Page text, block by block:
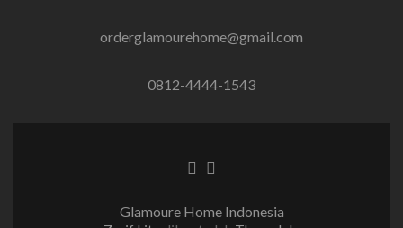
orderglamourehome@gmail.com
0812-4444-1543
Tautan Facebook
Tautan Instagram
Glamoure Home Indonesia